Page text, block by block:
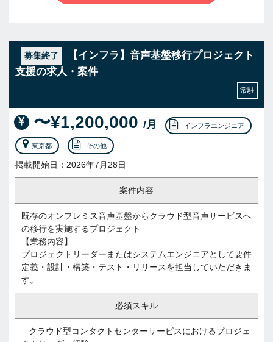
募集終了
【インフラ】音声基盤移行プロジェクト
支援の求人・案件
常駐
〜¥1,200,000 /月 インフラエンジニア
東京都 その他
掲載開始日：2026年7月28日
案件内容
既存のオンプレミス音声基盤からクラウド型音声サービスへ
の移行を実施するプロジェクト
【業務内容】
プロジェクトリーダーまたはシステムエンジニアとして要件
定義・設計・構築・テスト・リリースを担当していただきま
す。
必須スキル
– クラウド型コンタクトセンターサービスにおけるプロジェ